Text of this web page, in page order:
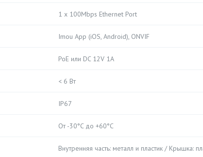
1 x 100Mbps Ethernet Port
Imou App (iOS, Android), ONVIF
PoE или DC 12V 1A
< 6 Вт
IP67
От -30°C до +60°C
Внутренняя часть: металл и пластик / Крышка: